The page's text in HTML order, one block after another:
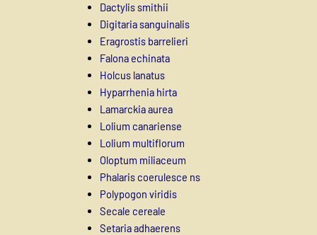
Dactylis smithii
Digitaria sanguinalis
Eragrostis barrelieri
Falona echinata
Holcus lanatus
Hyparrhenia hirta
Lamarckia aurea
Lolium canariense
Lolium multiflorum
Oloptum miliaceum
Phalaris coerulesce ns
Polypogon viridis
Secale cereale
Setaria adhaerens